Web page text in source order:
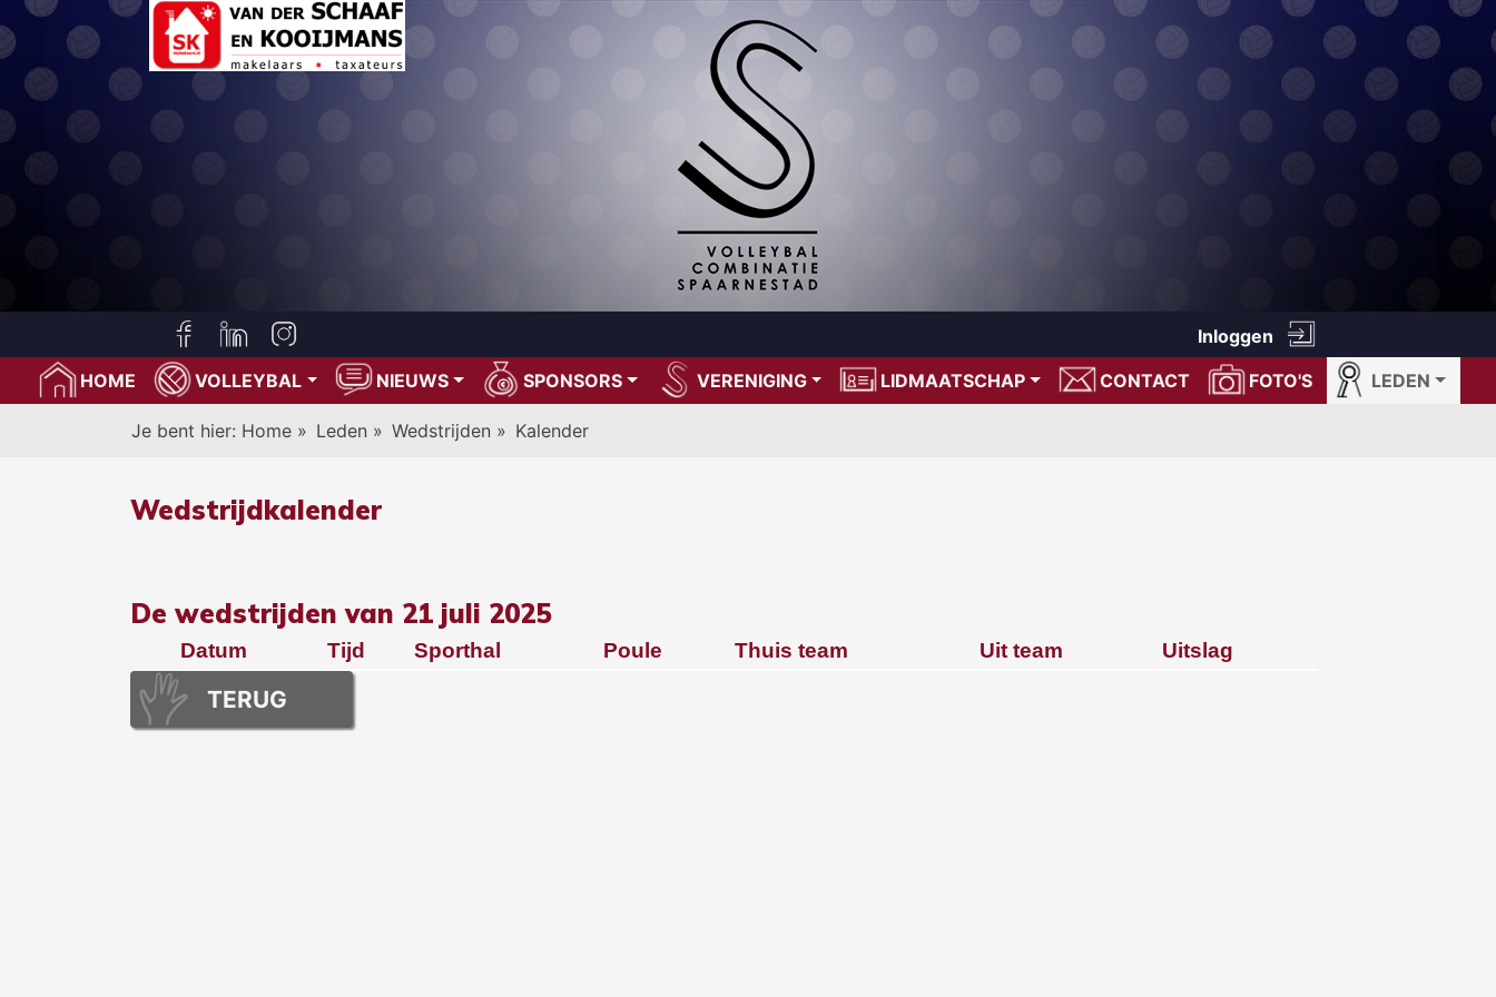
Inloggen
HOME
VOLLEYBAL NIEUWS SPONSORS VERENIGING LIDMAATSCHAP CONTACT FOTO'S LEDEN
Je bent hier: Home » Leden » Wedstrijden » Kalender
Wedstrijdkalender
De wedstrijden van 21 juli 2025
Datum Tijd Sporthal Poule Thuis team Uit team Uitslag
TERUG